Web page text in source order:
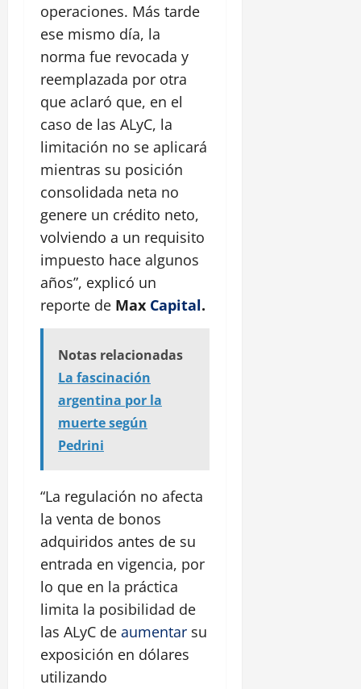
operaciones. Más tarde
ese mismo día, la
norma fue revocada y
reemplazada por otra
que aclaró que, en el
caso de las ALyC, la
limitación no se aplicará
mientras su posición
consolidada neta no
genere un crédito neto,
volviendo a un requisito
impuesto hace algunos
años”, explicó un
reporte de Max Capital.
Notas relacionadas
La fascinación
argentina por la
muerte según
Pedrini
“La regulación no afecta
la venta de bonos
adquiridos antes de su
entrada en vigencia, por
lo que en la práctica
limita la posibilidad de
las ALyC de aumentar su
exposición en dólares
utilizando